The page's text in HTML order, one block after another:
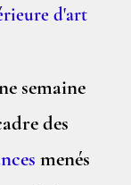
d'art
semaine
des
menés